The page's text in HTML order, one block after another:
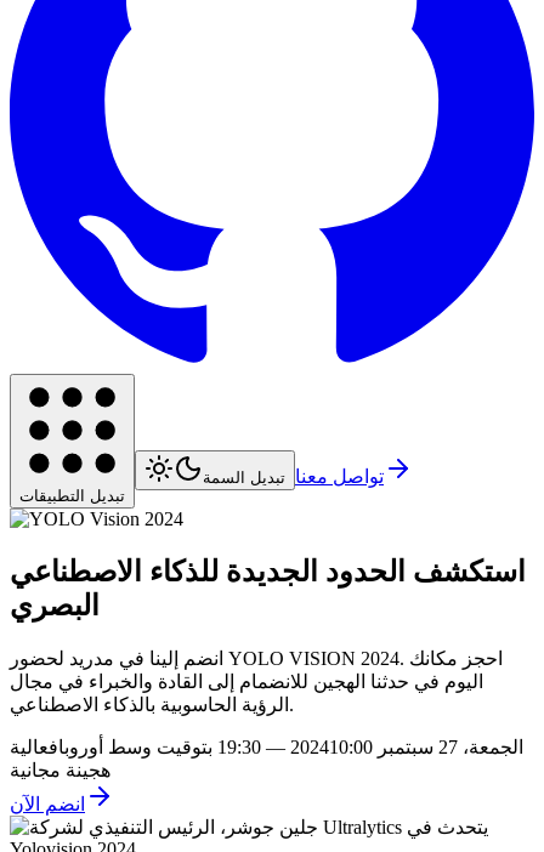
تبديل التطبيقات
تبديل السمة تواصل معنا
استكشف الحدود الجديدة للذكاء الاصطناعي
البصري
انضم إلينا في مدريد لحضور YOLO VISION 2024. احجز مكانك
اليوم في حدثنا الهجين للانضمام إلى القادة والخبراء في مجال
الرؤية الحاسوبية بالذكاء الاصطناعي.
الجمعة، 27 سبتمبر 2024 10:00 — 19:30 بتوقيت وسط أوروبا
فعالية
هجينة مجانية
انضم الآن